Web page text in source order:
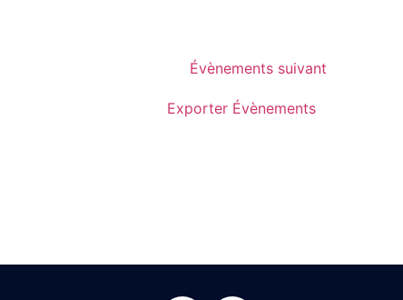
Évènements suivant
Exporter Évènements